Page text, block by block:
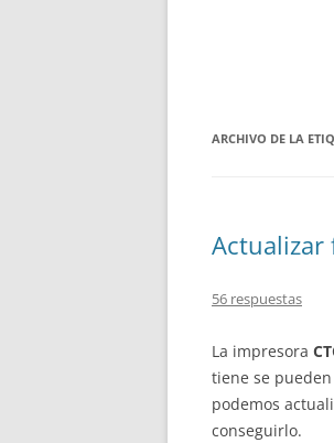
ARCHIVO DE LA
Actualizar
56 respuestas
La impresora
tiene se
podemos
conseguirlo.